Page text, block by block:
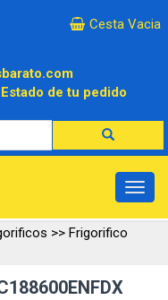
×
Cesta Vacia
Estado de tu pedido
>> Frigorifico